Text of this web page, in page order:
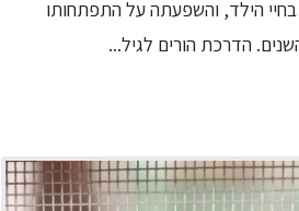
הילד, והשפעתה על התפתחותו
הדרכת הורים לגיל...